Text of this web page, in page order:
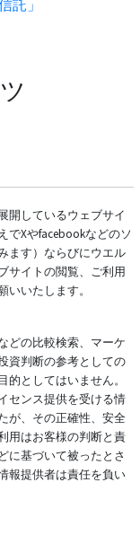
託」
開しているウェブサイ
でXやfacebookなどのソ
ます）ならびにウエル
サイトの閲覧、ご利用
いたします。
どの比較検索、マーケ
資判断の参考としての
としてはいません。
センス提供を受ける情
が、その正確性、安全
用はお客様の判断と責
に基づいて被ったとさ
報提供者は責任を負い